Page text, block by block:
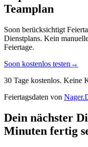
Teamplan
Soon berücksichtigt
Dienstplans. Kein
Feiertage.
Soon kostenlos testen →
30 Tage kostenlos. Keine
Feiertagsdaten von
Dein nächster
Minuten fertig